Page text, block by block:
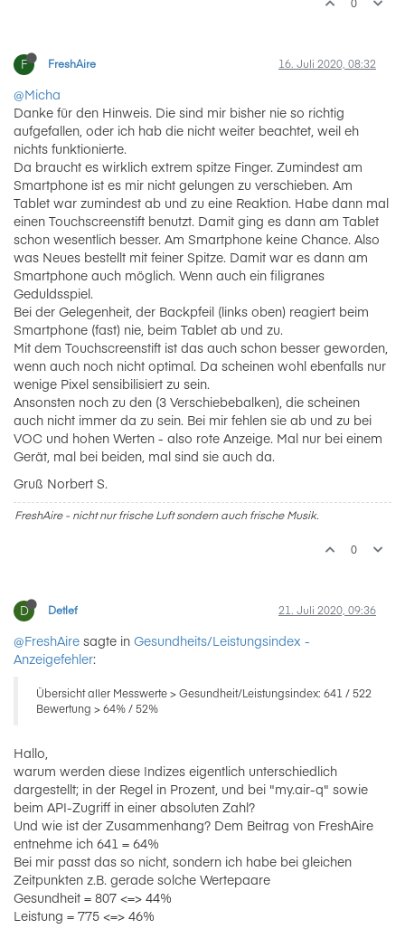
F FreshAire 16. Juli 2020, 08:32
@Micha
Danke für den Hinweis. Die sind mir bisher nie so richtig
aufgefallen, oder ich hab die nicht weiter beachtet, weil eh
nichts funktionierte.
Da braucht es wirklich extrem spitze Finger. Zumindest am
Smartphone ist es mir nicht gelungen zu verschieben. Am
Tablet war zumindest ab und zu eine Reaktion. Habe dann mal
einen Touchscreenstift benutzt. Damit ging es dann am Tablet
schon wesentlich besser. Am Smartphone keine Chance. Also
was Neues bestellt mit feiner Spitze. Damit war es dann am
Smartphone auch möglich. Wenn auch ein filigranes
Geduldsspiel.
Bei der Gelegenheit, der Backpfeil (links oben) reagiert beim
Smartphone (fast) nie, beim Tablet ab und zu.
Mit dem Touchscreenstift ist das auch schon besser geworden,
wenn auch noch nicht optimal. Da scheinen wohl ebenfalls nur
wenige Pixel sensibilisiert zu sein.
Ansonsten noch zu den (3 Verschiebebalken), die scheinen
auch nicht immer da zu sein. Bei mir fehlen sie ab und zu bei
VOC und hohen Werten - also rote Anzeige. Mal nur bei einem
Gerät, mal bei beiden, mal sind sie auch da.
Gruß Norbert S.
FreshAire - nicht nur frische Luft sondern auch frische Musik.
0
D Detlef 21. Juli 2020, 09:36
@FreshAire sagte in Gesundheits/Leistungsindex -
Anzeigefehler:
Übersicht aller Messwerte > Gesundheit/Leistungsindex: 641 / 522
Bewertung > 64% / 52%
Hallo,
warum werden diese Indizes eigentlich unterschiedlich
dargestellt; in der Regel in Prozent, und bei "my.air-q" sowie
beim API-Zugriff in einer absoluten Zahl?
Und wie ist der Zusammenhang? Dem Beitrag von FreshAire
entnehme ich 641 = 64%
Bei mir passt das so nicht, sondern ich habe bei gleichen
Zeitpunkten z.B. gerade solche Wertepaare
Gesundheit = 807 <=> 44%
Leistung = 775 <=> 46%